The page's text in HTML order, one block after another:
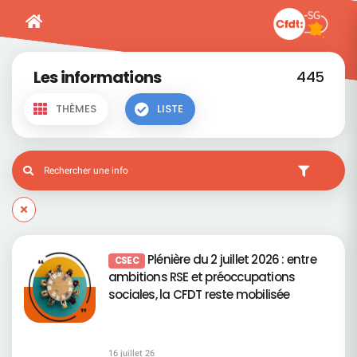
Les informations 445
THÈMES LISTE
CSEC Plénière du 2 juillet 2026 : entre
ambitions RSE et préoccupations
sociales, la CFDT reste mobilisée
16 juillet 26